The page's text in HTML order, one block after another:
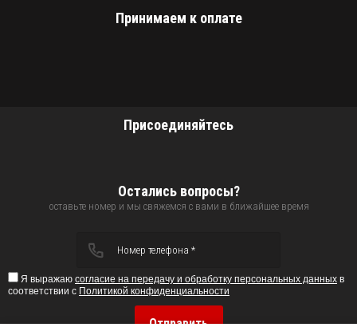
Принимаем к оплате
Присоединяйтесь
Остались вопросы?
оставьте номер и мы свяжемся с вами в ближайшее время
Я выражаю согласие на передачу и обработку персональных данных в
соответствии с Политикой конфиденциальности
Отправить